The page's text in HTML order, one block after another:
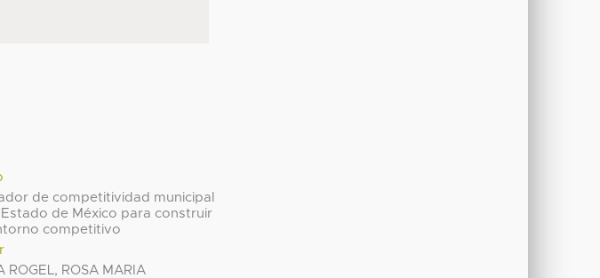
de competitividad municipal
Estado de México para construir
competitivo
ROGEL, ROSA MARIA